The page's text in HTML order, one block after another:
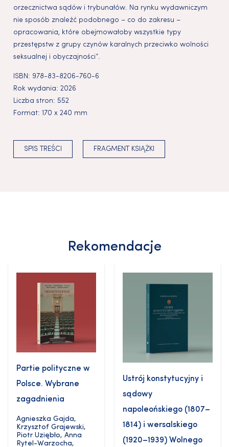
orzecznictwa sądów i trybunałów. Na rynku wydawniczym
nie sposób znaleźć podobnego – co do zakresu –
opracowania, które obejmowałoby wszystkie typy
przestępstw z grupy czynów karalnych przeciwko wolności
seksualnej i obyczajności”.
ISBN: 978-83-8206-760-6
Rok wydania: 2026
Liczba stron: 552
Format: 170 x 240 mm
SPIS TREŚCI FRAGMENT KSIĄŻKI
Rekomendacje
Partie polityczne w
Polsce. Wybrane
zagadnienia
Agnieszka Gajda,
Krzysztof Grajewski,
Piotr Uziębło, Anna
Rytel-Warzocha,
Ustrój konstytucyjny i
sądowy
napoleońskiego (1807–
1814) i wersalskiego
(1920–1939) Wolnego